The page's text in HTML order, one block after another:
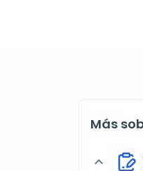
Más
expand_more